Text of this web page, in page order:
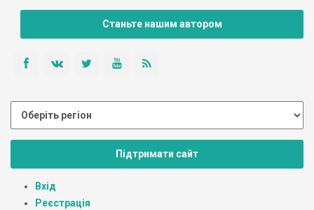
Станьте нашим автором
Підтримати сайт
Вхід
Реєстрація